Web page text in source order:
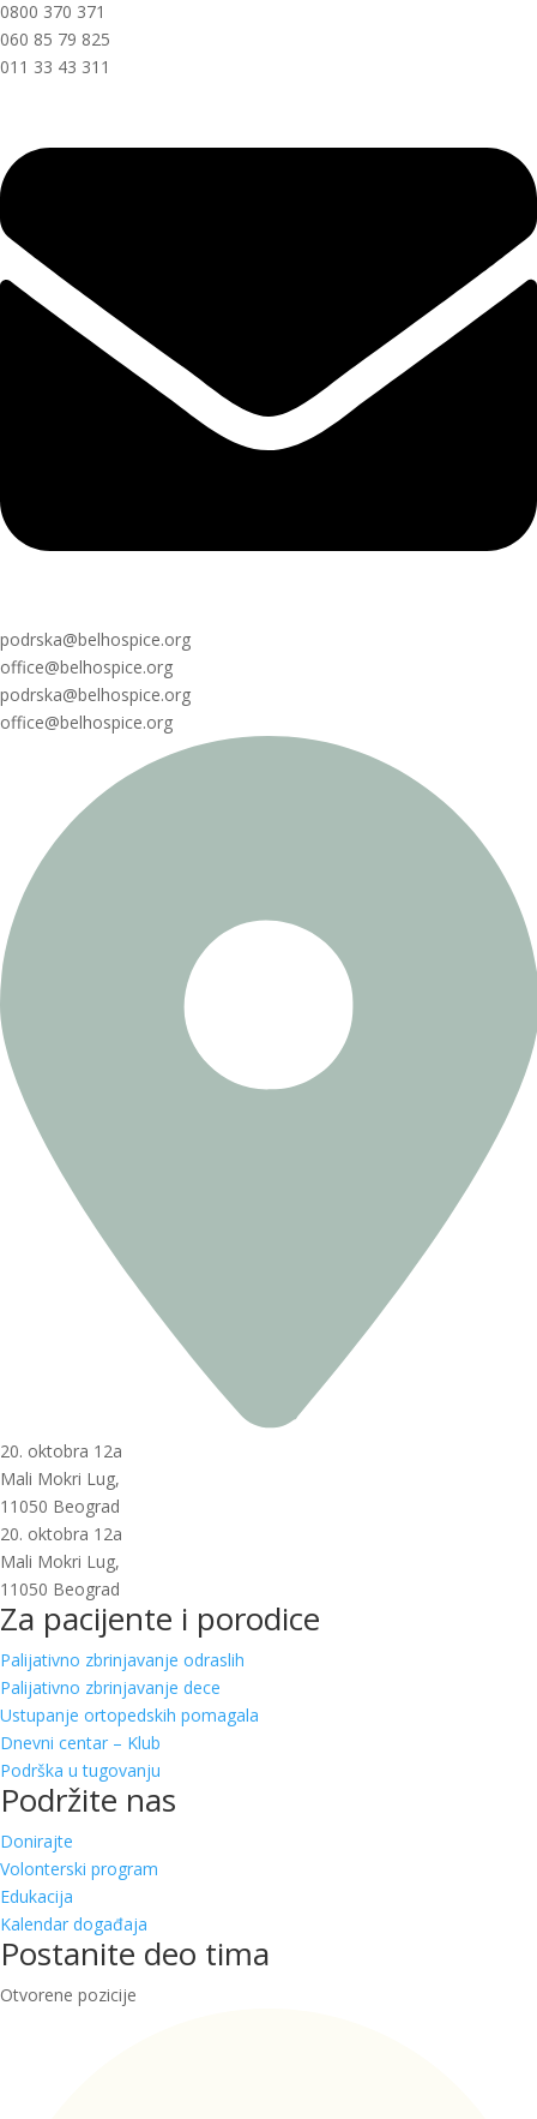
0800 370 371
060 85 79 825
011 33 43 311
podrska@belhospice.org
office@belhospice.org
podrska@belhospice.org
office@belhospice.org
20. oktobra 12a
Mali Mokri Lug,
11050 Beograd
20. oktobra 12a
Mali Mokri Lug,
11050 Beograd
Za pacijente i porodice
Palijativno zbrinjavanje odraslih
Palijativno zbrinjavanje dece
Ustupanje ortopedskih pomagala
Dnevni centar – Klub
Podrška u tugovanju
Podržite nas
Donirajte
Volonterski program
Edukacija
Kalendar događaja
Postanite deo tima
Otvorene pozicije